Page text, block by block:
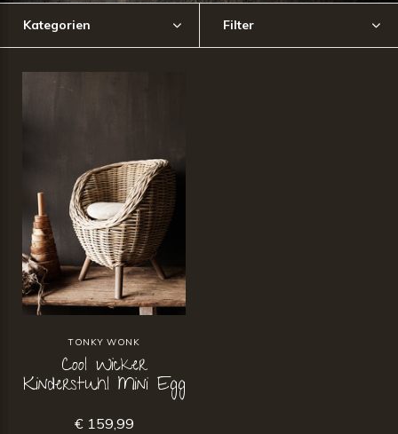
Kategorien Filter
TONKY WONK
Cool Wicker
Kinderstuhl Mini Egg
€ 159,99